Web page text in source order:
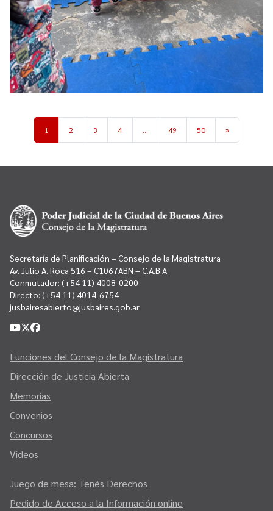
1 2 3 4 … 49 50 »
Secretaría de Planificación – Consejo de la Magistratura
Av. Julio A. Roca 516 – C1067ABN – C.A.B.A.
Conmutador: (+54 11) 4008-0200
Directo: (+54 11) 4014-6754
jusbairesabierto@jusbaires.gob.ar
Funciones del Consejo de la Magistratura
Dirección de Justicia Abierta
Memorias
Convenios
Concursos
Videos
Juego de mesa: Tenés Derechos
Pedido de Acceso a la Información online